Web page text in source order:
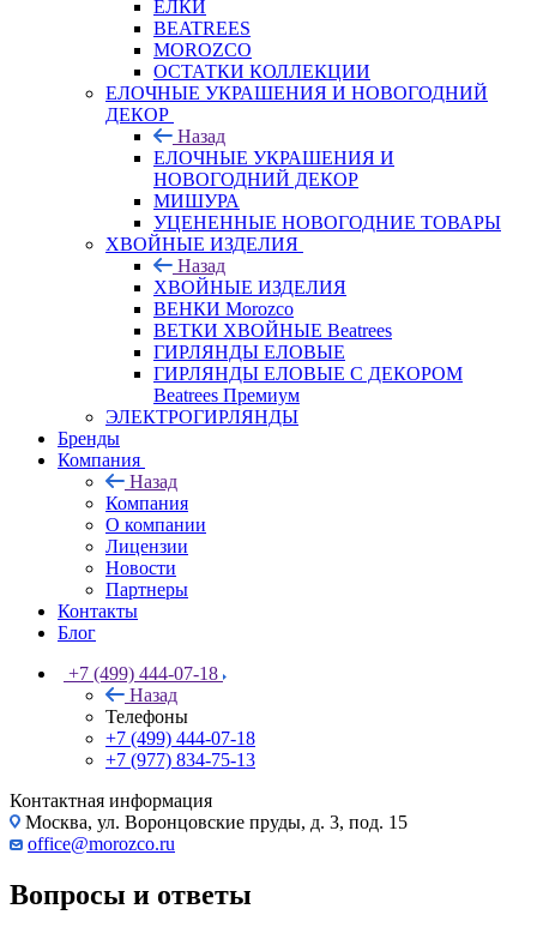
ЕЛКИ
BEATREES
MOROZCO
ОСТАТКИ КОЛЛЕКЦИИ
ЕЛОЧНЫЕ УКРАШЕНИЯ И НОВОГОДНИЙ
ДЕКОР
Назад
ЕЛОЧНЫЕ УКРАШЕНИЯ И
НОВОГОДНИЙ ДЕКОР
МИШУРА
УЦЕНЕННЫЕ НОВОГОДНИЕ ТОВАРЫ
ХВОЙНЫЕ ИЗДЕЛИЯ
Назад
ХВОЙНЫЕ ИЗДЕЛИЯ
ВЕНКИ Morozco
ВЕТКИ ХВОЙНЫЕ Beatrees
ГИРЛЯНДЫ ЕЛОВЫЕ
ГИРЛЯНДЫ ЕЛОВЫЕ С ДЕКОРОМ
Beatrees Премиум
ЭЛЕКТРОГИРЛЯНДЫ
Бренды
Компания
Назад
Компания
О компании
Лицензии
Новости
Партнеры
Контакты
Блог
+7 (499) 444-07-18
Назад
Телефоны
+7 (499) 444-07-18
+7 (977) 834-75-13
Контактная информация
Москва, ул. Воронцовские пруды, д. 3, под. 15
office@morozco.ru
Вопросы и ответы